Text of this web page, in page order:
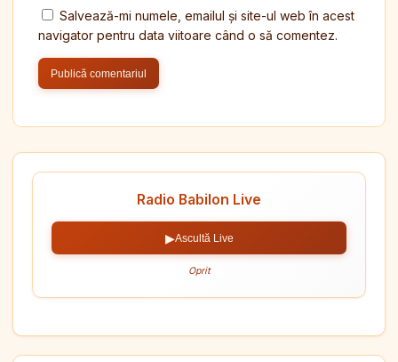
Salvează-mi numele, emailul și site-ul web în acest
navigator pentru data viitoare când o să comentez.
Radio Babilon Live
▶Ascultă Live
Oprit